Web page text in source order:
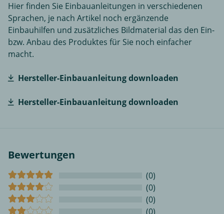
Hier finden Sie Einbauanleitungen in verschiedenen
Sprachen, je nach Artikel noch ergänzende
Einbauhilfen und zusätzliches Bildmaterial das den Ein-
bzw. Anbau des Produktes für Sie noch einfacher
macht.
Hersteller-Einbauanleitung downloaden
Hersteller-Einbauanleitung downloaden
Bewertungen
(0)
(0)
(0)
(0)